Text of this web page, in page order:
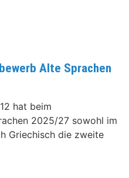
Alte Sprachen
hat beim
2025/27 sowohl im
Griechisch die zweite